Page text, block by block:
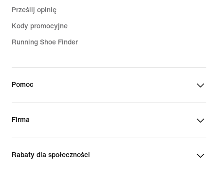
Prześlij opinię
Kody promocyjne
Running Shoe Finder
Pomoc
Firma
Rabaty dla społeczności